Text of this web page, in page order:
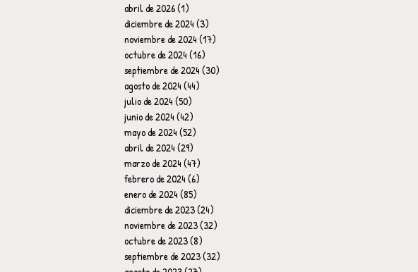
abril de 2026(1)
diciembre de 2024(3)
noviembre de 2024(17)
octubre de 2024(16)
septiembre de 2024(30)
agosto de 2024(44)
julio de 2024(50)
junio de 2024(42)
mayo de 2024(52)
abril de 2024(29)
marzo de 2024(47)
febrero de 2024(6)
enero de 2024(85)
diciembre de 2023(24)
noviembre de 2023(32)
octubre de 2023(8)
septiembre de 2023(32)